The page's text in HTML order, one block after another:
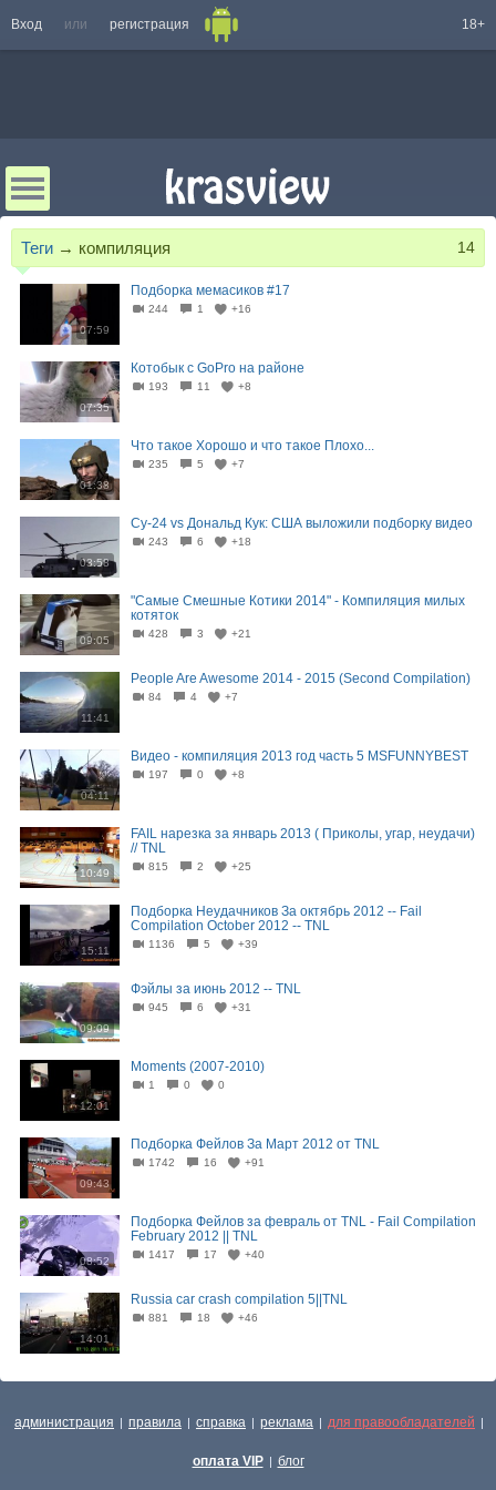
Вход или регистрация 18+
Теги → компиляция 14
07:59
Подборка мемасиков #17
244 1 +16
07:35
Котобык с GoPro на районе
193 11 +8
01:38
Что такое Хорошо и что такое Плохо...
235 5 +7
03:58
Су-24 vs Дональд Кук: США выложили подборку видео
243 6 +18
09:05
"Самые Смешные Котики 2014" - Компиляция милых
котяток
428 3 +21
11:41
People Are Awesome 2014 - 2015 (Second Compilation)
84 4 +7
04:11
Видео - компиляция 2013 год часть 5 MSFUNNYBEST
197 0 +8
10:49
FAIL нарезка за январь 2013 ( Приколы, угар, неудачи)
// TNL
815 2 +25
15:11
Подборка Неудачников За октябрь 2012 -- Fail
Compilation October 2012 -- TNL
1136 5 +39
09:09
Фэйлы за июнь 2012 -- TNL
945 6 +31
12:01
Moments (2007-2010)
1 0 0
09:43
Подборка Фейлов За Март 2012 от TNL
1742 16 +91
08:52
Подборка Фейлов за февраль от TNL - Fail Compilation
February 2012 || TNL
1417 17 +40
14:01
Russia car crash compilation 5||TNL
881 18 +46
администрация | правила | справка | реклама | для правообладателей |
оплата VIP | блог